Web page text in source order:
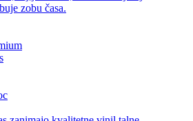
zobu časa.